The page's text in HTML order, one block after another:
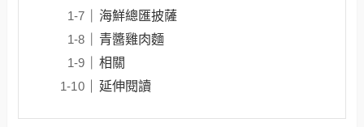
海鮮總匯披薩
青醬雞肉麵
相關
延伸閱讀